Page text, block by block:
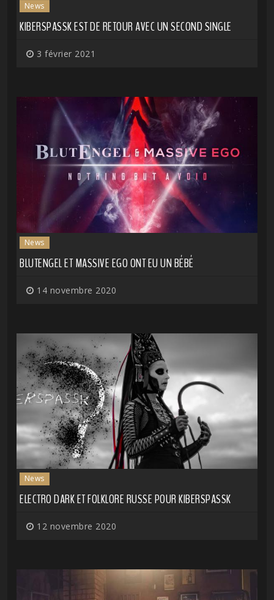
News
KIBERSPASSK EST DE RETOUR AVEC UN SECOND SINGLE
3 février 2021
News
BLUTENGEL ET MASSIVE EGO ONT EU UN BÉBÉ
14 novembre 2020
News
ELECTRO DARK ET FOLKLORE RUSSE POUR KIBERSPASSK
12 novembre 2020